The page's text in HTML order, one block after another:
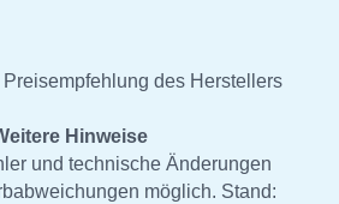
des Herstellers
Hinweise
und technische Änderungen
möglich. Stand: